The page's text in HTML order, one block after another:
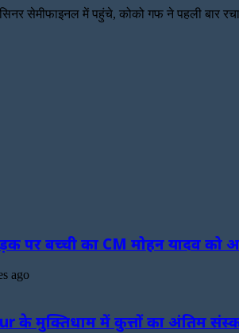
सेमीफाइनल में पहुंचे, कोको गफ ने पहली बार रचा
पर बच्ची का CM मोहन यादव को
ago
के मुक्तिधाम में कुत्तों का अंतिम